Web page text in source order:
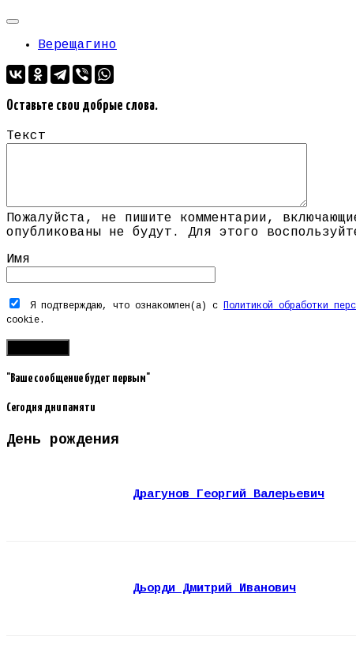
Верещагино
Оставьте свои добрые слова.
Текст
Пожалуйста, не пишите комментарии,
опубликованы не будут. Для этого
Имя
Я подтверждаю, что ознакомлен(а) с Политикой обработки
cookie.
"Ваше сообщение будет первым"
Сегодня дни памяти
День рождения
Драгунов Георгий Валерьевич
Дьорди Дмитрий Иванович